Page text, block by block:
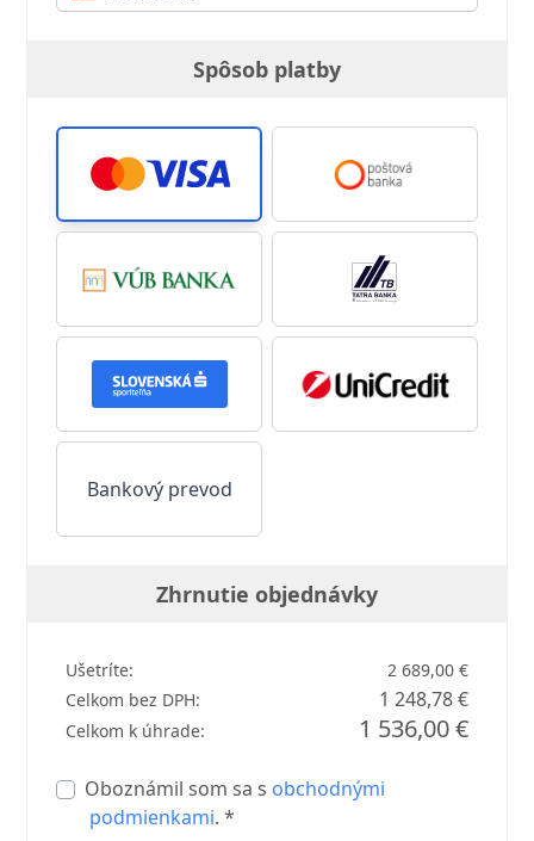
Spôsob platby
Bankový prevod
Zhrnutie objednávky
Ušetríte:
2 689,00 €
Celkom bez DPH:
1 248,78 €
Celkom k úhrade: 1 536,00 €
Oboznámil som sa s obchodnými
podmienkami. *